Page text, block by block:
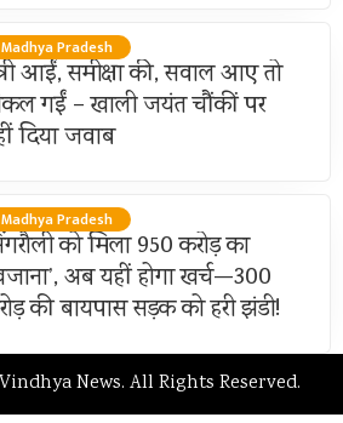
Madhya Pradesh
आईं, समीक्षा की, सवाल आए तो
गईं – खाली जयंत चौंकीं पर
दिया जवाब
Madhya Pradesh
को मिला 950 करोड़ का
अब यहीं होगा खर्च—300
की बायपास सड़क को हरी झंडी!
News. All Rights Reserved.